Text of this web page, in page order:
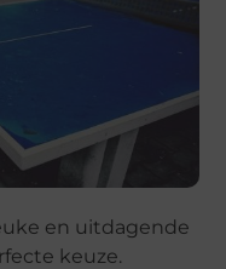
en uitdagende
keuze.